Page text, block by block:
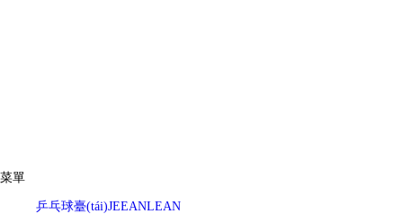
菜單
乒乓球臺(tái)JEEANLEAN